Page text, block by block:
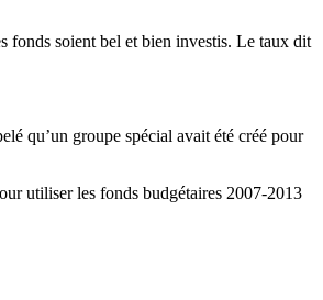
fonds soient bel et bien investis. Le taux dit
qu’un groupe spécial avait été créé pour
utiliser les fonds budgétaires 2007-2013